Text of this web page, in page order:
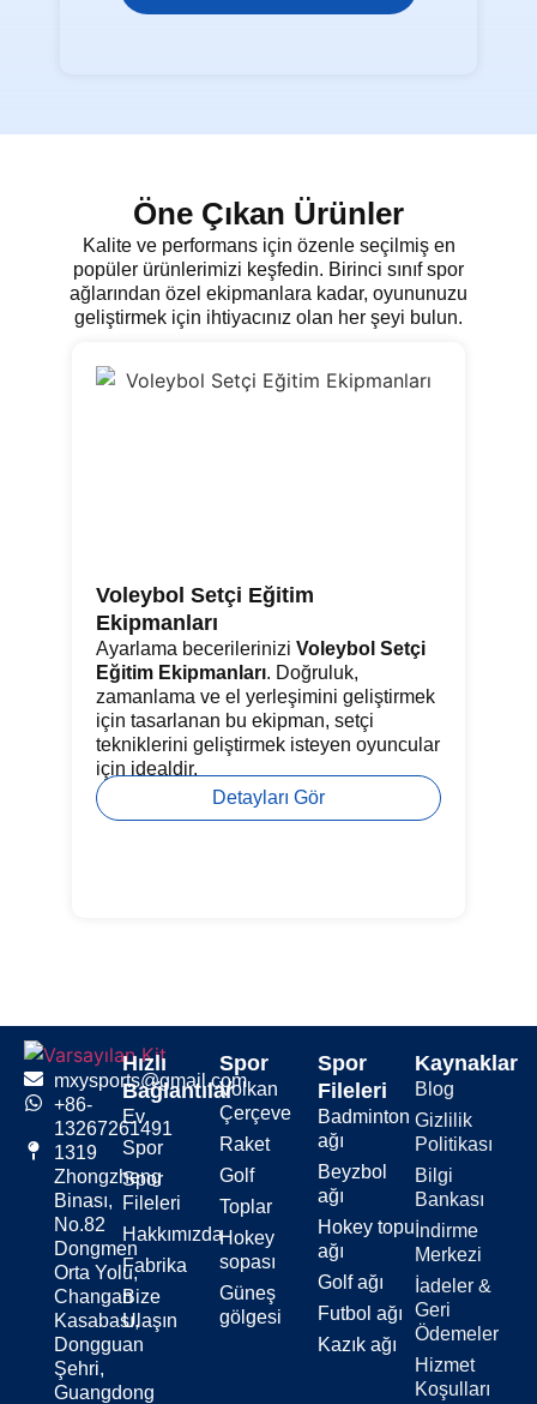
Öne Çıkan Ürünler
Kalite ve performans için özenle seçilmiş en
popüler ürünlerimizi keşfedin. Birinci sınıf spor
ağlarından özel ekipmanlara kadar, oyununuzu
geliştirmek için ihtiyacınız olan her şeyi bulun.
Voleybol Setçi Eğitim
Ekipmanları
Ayarlama becerilerinizi Voleybol Setçi
Eğitim Ekipmanları. Doğruluk,
zamanlama ve el yerleşimini geliştirmek
için tasarlanan bu ekipman, setçi
tekniklerini geliştirmek isteyen oyuncular
için idealdir.
Detayları Gör
mxysports@gmail.com
+86-
13267261491
1319
Zhongzheng
Binası,
No.82
Dongmen
Orta Yolu,
Changan
Kasabası,
Dongguan
Şehri,
Guangdong
Hızlı
Bağlantılar
Ev
Spor
Spor
Fileleri
Hakkımızda
Fabrika
Bize
Ulaşın
Spor
Volkan
Çerçeve
Raket
Golf
Toplar
Hokey
sopası
Güneş
gölgesi
Spor
Fileleri
Badminton
ağı
Beyzbol
ağı
Hokey topu
ağı
Golf ağı
Futbol ağı
Kazık ağı
Kaynaklar
Blog
Gizlilik
Politikası
Bilgi
Bankası
İndirme
Merkezi
İadeler &
Geri
Ödemeler
Hizmet
Koşulları